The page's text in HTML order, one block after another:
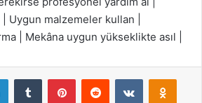
Uygun malzemeler kullan |
| Mekâna uygun yükseklikte asıl |
LinkedInTumblr PinterestReddit VKontakte